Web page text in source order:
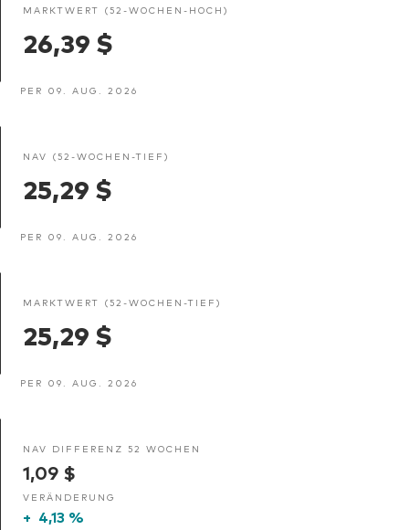
MARKTWERT (52-WOCHEN-HOCH)
26,39 $
PER 09. AUG. 2026
NAV (52-WOCHEN-TIEF)
25,29 $
PER 09. AUG. 2026
MARKTWERT (52-WOCHEN-TIEF)
25,29 $
PER 09. AUG. 2026
NAV DIFFERENZ 52 WOCHEN
1,09 $
VERÄNDERUNG
+ 4,13 %